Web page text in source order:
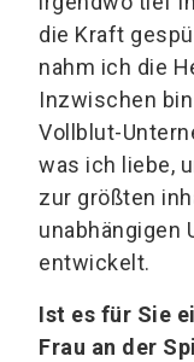
die Kraft
nahm ich die
Inzwischen
Vollblut-
was ich liebe,
zur größten
unabhängigen
entwickelt.
Ist es für Sie
Frau an der